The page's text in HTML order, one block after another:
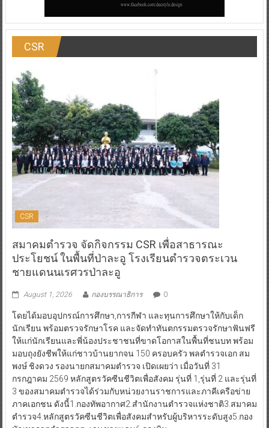
CSR
CSR
สมาคมตำรวจ จัดกิจกรรม CSR เพื่อสาธารณะ
ประโยชน์ ในพื้นที่ป่าละอู โรงเรียนตำรวจตระเวน
ชายแดนนเรศวรป่าละอู
August 1, 2026 กองบรรณาธิการ 0
โดยได้มอบอุปกรณ์การศึกษา,การกีฬา และทุนการศึกษาให้กับเด็ก
นักเรียน พร้อมตรวจรักษาโรค และจัดทำทันตกรรมตรวจรักษาฟันฟรี
ให้แก่นักเรียนและพี่น้องประชาชนที่ขาดโอกาสในพื้นที่ชนบท พร้อม
มอบถุงยังชีพให้แก่ชาวบ้านยากจน 150 ครอบครัว พลตำรวจเอก สม
พงษ์ ชิงดวง รองนายกสมาคมตำรวจ เปิดเผยว่า เมื่อวันที่ 31
กรกฎาคม 2569 หลักสูตรวัคซีนชีวิตเพื่อสังคม รุ่นที่ 1,รุ่นที่ 2 และรุ่นที่
3 ของสมาคมตำรวจได้ร่วมกับหน่วยงานราชการและภาคีเครือข่าย
ภาคเอกชน ดังนี้1.กองทัพอากาศ2.สำนักงานตำรวจแห่งชาติ3.สมาคม
ตำรวจ4.หลักสูตรวัคซีนชีวิตเพื่อสังคมสำหรับผู้บริหารระดับสูง5.กอง